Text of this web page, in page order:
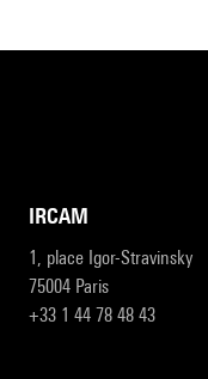
IRCAM
1, place Igor-Stravinsky
75004 Paris
+33 1 44 78 48 43